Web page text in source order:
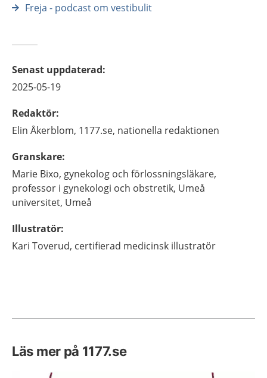
Freja - podcast om vestibulit
Senast uppdaterad:
2025-05-19
Redaktör:
Elin Åkerblom, 1177.se, nationella redaktionen
Granskare:
Marie Bixo, gynekolog och förlossningsläkare,
professor i gynekologi och obstretik, Umeå
universitet, Umeå
Illustratör:
Kari Toverud, certifierad medicinsk illustratör
Läs mer på 1177.se